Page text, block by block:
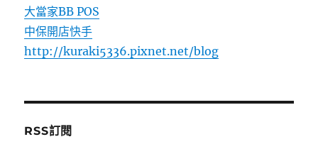
大當家BB POS
中保開店快手
http://kuraki5336.pixnet.net/blog
RSS訂閱